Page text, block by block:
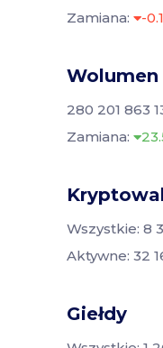
Zamiana:
-
Wolumen
280 201 863
Zamiana:
Wszystkie: 8
Aktywne: 32
Giełdy